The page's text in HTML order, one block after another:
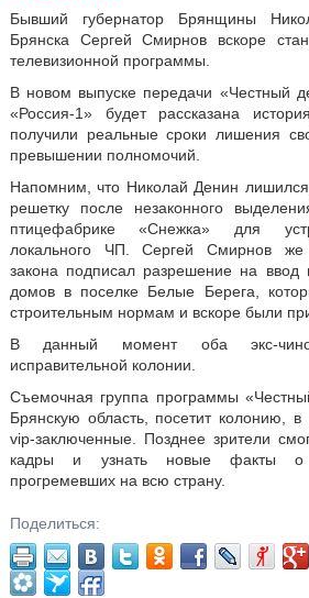
Бывший губернатор Брянщины
Брянска Сергей Смирнов вскоре
телевизионной программы.
В новом выпуске передачи «Честный
«Россия-1» будет рассказана
получили реальные сроки лишения
превышении полномочий.
Напомним, что Николай Денин
решетку после незаконного
птицефабрике «Снежка» для
локального ЧП. Сергей Смирнов же
закона подписал разрешение на ввод
домов в поселке Белые Берега,
строительным нормам и вскоре были
В данный момент оба экс-
исправительной колонии.
Съемочная группа программы
Брянскую область, посетит колонию, в
vip-заключенные. Позднее зрители
кадры и узнать новые факты о
прогремевших на всю страну.
Поделиться: